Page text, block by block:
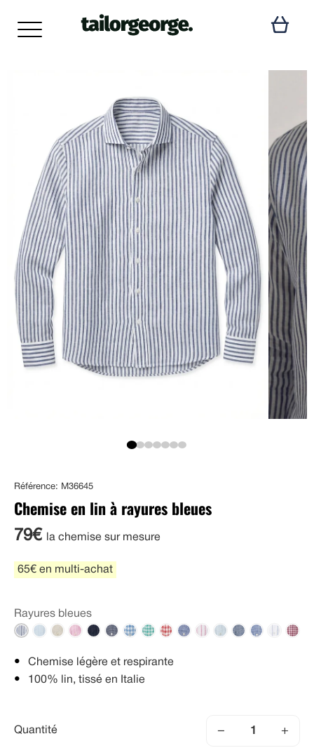
Référence: M36645
Chemise en lin à rayures bleues
79€ la chemise sur mesure
65€ en multi-achat
Rayures bleues
Chemise légère et respirante
100% lin, tissé en Italie
Quantité − +